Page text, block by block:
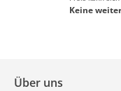
Keine
Über uns